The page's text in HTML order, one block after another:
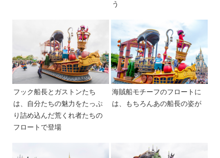
う
フック船長とガストンたち
は、自分たちの魅力をたっぷ
り詰め込んだ荒くれ者たちの
フロートで登場
海賊船モチーフのフロートに
は、もちろんあの船長の姿が